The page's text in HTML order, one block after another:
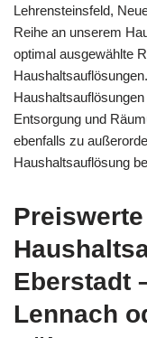
Lehrensteinsfeld,
Reihe an unserem
optimal ausgewählte
Entsorgung und
ebenfalls zu
Haushaltsauflösung
Preiswerte
Eberstadt
Lennach